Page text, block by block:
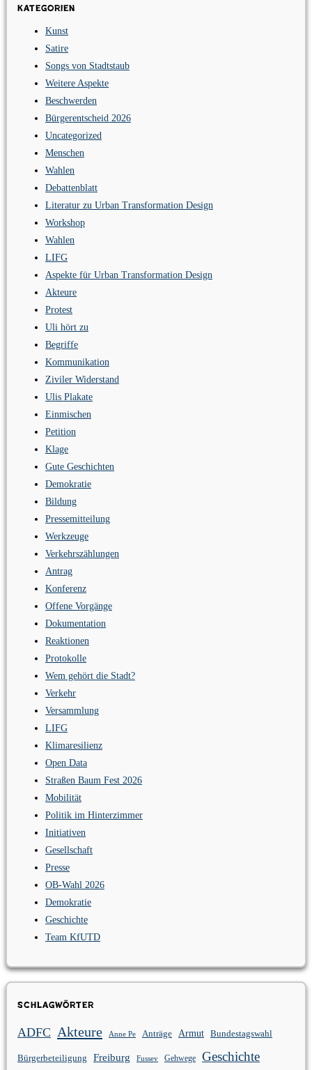
Kategorien
Kunst
Satire
Songs von Stadtstaub
Weitere Aspekte
Beschwerden
Bürgerentscheid 2026
Uncategorized
Menschen
Wahlen
Debattenblatt
Literatur zu Urban Transformation Design
Workshop
Wahlen
LIFG
Aspekte für Urban Transformation Design
Akteure
Protest
Uli hört zu
Begriffe
Kommunikation
Ziviler Widerstand
Ulis Plakate
Einmischen
Petition
Klage
Gute Geschichten
Demokratie
Bildung
Pressemitteilung
Werkzeuge
Verkehrszählungen
Antrag
Konferenz
Offene Vorgänge
Dokumentation
Reaktionen
Protokolle
Wem gehört die Stadt?
Verkehr
Versammlung
LIFG
Klimaresilienz
Open Data
Straßen Baum Fest 2026
Mobilität
Politik im Hinterzimmer
Initiativen
Gesellschaft
Presse
OB-Wahl 2026
Demokratie
Geschichte
Team KfUTD
Schlagwörter
ADFC Akteure Anne Pe Anträge Armut Bundestagswahl
Bürgerbeteiligung Freiburg Fussev Gehwege Geschichte